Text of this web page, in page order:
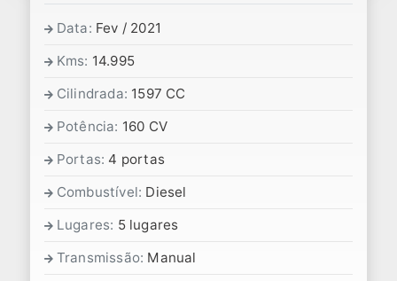
Data: Fev / 2021
Kms: 14.995
Cilindrada: 1597 CC
Potência: 160 CV
Portas: 4 portas
Combustível: Diesel
Lugares: 5 lugares
Transmissão: Manual